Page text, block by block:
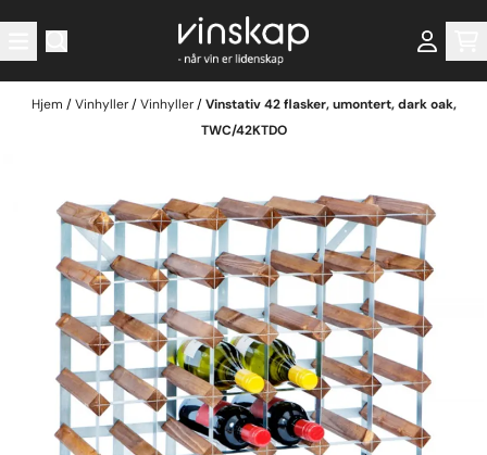
Hopp til innhold
Hjem /Vinhyller/Vinhyller/Vinstativ 42 flasker, umontert, dark oak,
TWC/42KTDO